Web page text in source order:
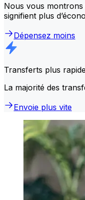
Nous vous montrons
signifient plus
Dépensez moins
Transferts plus
La majorité des
Envoie plus vite